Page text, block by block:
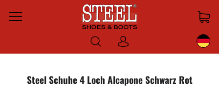
Menu
Anmelden
Steel Schuhe 4 Loch Alcapone Schwarz Rot